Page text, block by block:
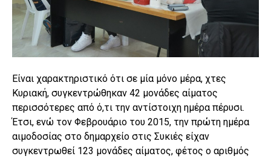
Είναι χαρακτηριστικό ότι σε μία μόνο μέρα, χτες
Κυριακή, συγκεντρώθηκαν 42 μονάδες αίματος
περισσότερες από ό,τι την αντίστοιχη ημέρα πέρυσι.
Έτσι, ενώ τον Φεβρουάριο του 2015, την πρώτη ημέρα
αιμοδοσίας στο δημαρχείο στις Συκιές είχαν
συγκεντρωθεί 123 μονάδες αίματος, φέτος ο αριθμός